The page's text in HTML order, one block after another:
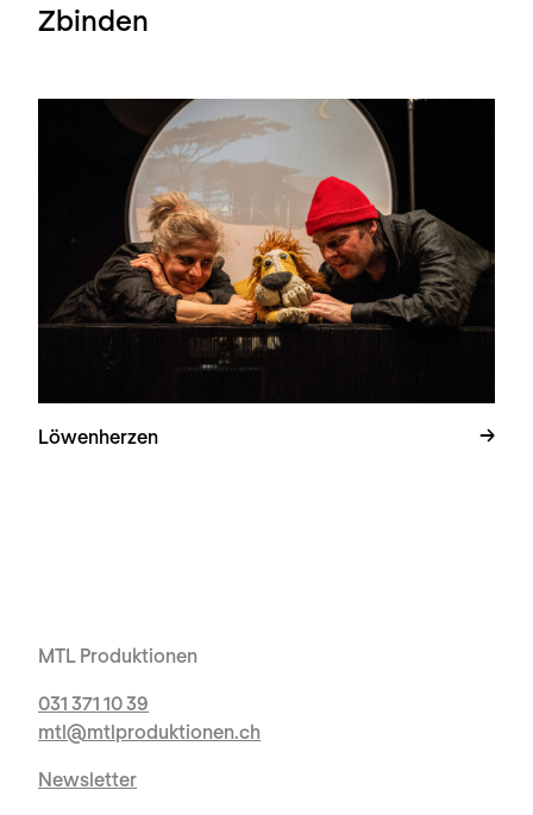
Zbinden
Löwenherzen
MTL Produktionen
031 371 10 39
mtl@mtlproduktionen.ch
Newsletter